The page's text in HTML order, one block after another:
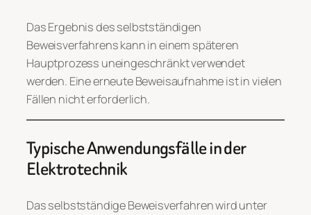
Das Ergebnis des selbstständigen
Beweisverfahrens kann in einem späteren
Hauptprozess uneingeschränkt verwendet
werden. Eine erneute Beweisaufnahme ist in vielen
Fällen nicht erforderlich.
Typische Anwendungsfälle in der
Elektrotechnik
Das selbstständige Beweisverfahren wird unter